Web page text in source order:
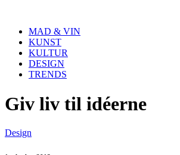
MAD & VIN
KUNST
KULTUR
DESIGN
TRENDS
Giv liv til idéerne
Design